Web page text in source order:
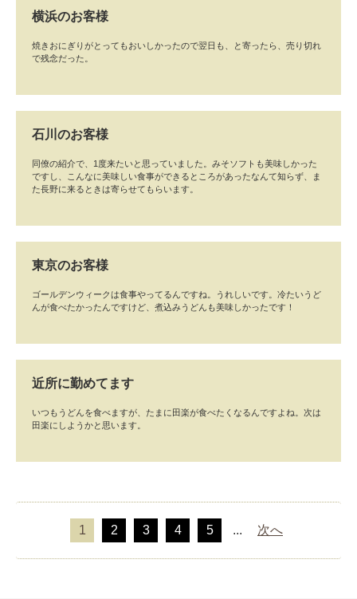
横浜のお客様
焼きおにぎりがとってもおいしかったので翌日も、と寄ったら、売り切れ
で残念だった。
石川のお客様
同僚の紹介で、1度来たいと思っていました。みそソフトも美味しかった
ですし、こんなに美味しい食事ができるところがあったなんて知らず、ま
た長野に来るときは寄らせてもらいます。
東京のお客様
ゴールデンウィークは食事やってるんですね。うれしいです。冷たいうど
んが食べたかったんですけど、煮込みうどんも美味しかったです！
近所に勤めてます
いつもうどんを食べますが、たまに田楽が食べたくなるんですよね。次は
田楽にしようかと思います。
1 2 3 4 5 ... 次へ